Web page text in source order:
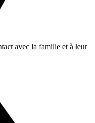
avec la famille et à leur